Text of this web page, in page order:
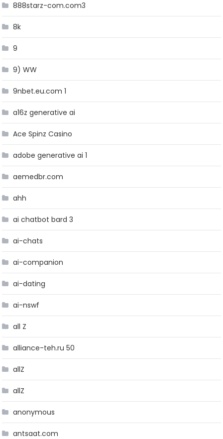
888starz-com.com3
8k
9
9) WW
9nbet.eu.com 1
a16z generative ai
Ace Spinz Casino
adobe generative ai 1
aemedbr.com
ahh
ai chatbot bard 3
ai-chats
ai-companion
ai-dating
ai-nswf
all Z
alliance-teh.ru 50
allZ
allZ
anonymous
antsaat.com